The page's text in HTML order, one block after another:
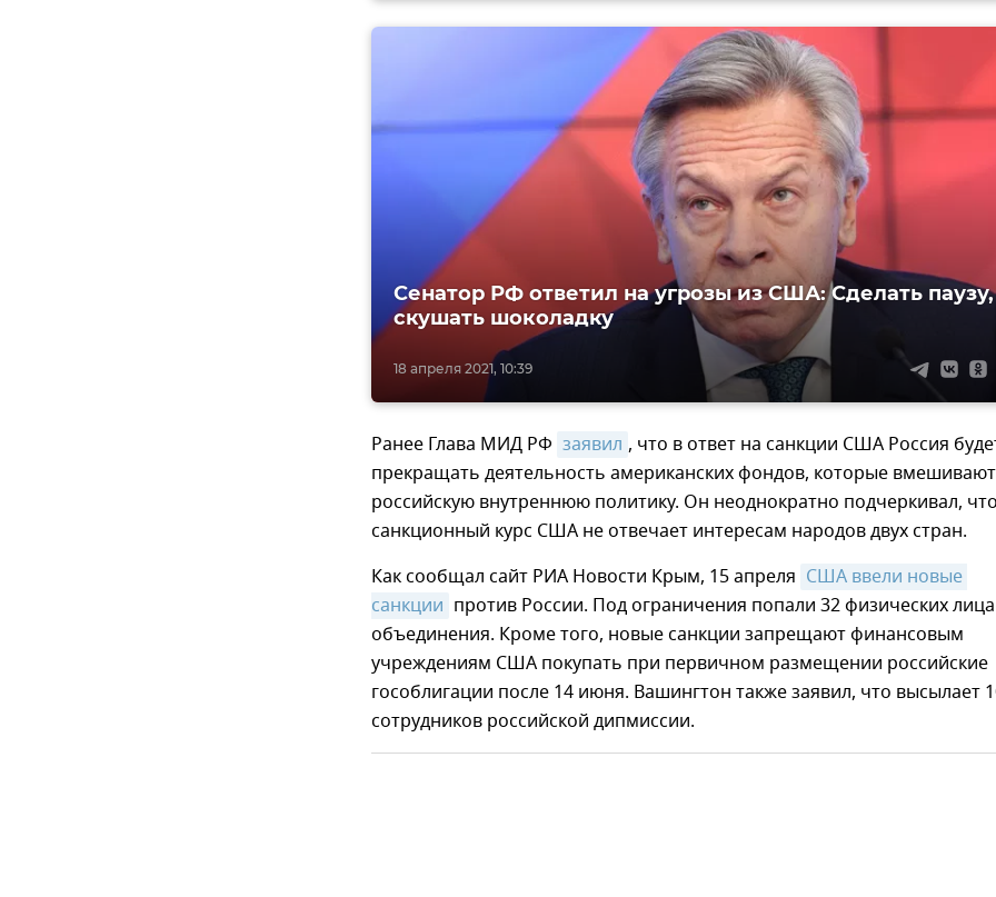
18 апреля 2021, 10:39
Сенатор РФ ответил на угрозы из США: Сделать паузу,
скушать шоколадку
Ранее Глава МИД РФ заявил , что в ответ на санкции США Россия
прекращать деятельность американских фондов, которые
российскую внутреннюю политику. Он неоднократно подчеркивал,
санкционный курс США не отвечает интересам народов двух стран.
Как сообщал сайт РИА Новости Крым, 15 апреля США ввели новые
санкции против России. Под ограничения попали 32 физических
объединения. Кроме того, новые санкции запрещают финансовым
учреждениям США покупать при первичном размещении российские
гособлигации после 14 июня. Вашингтон также заявил, что высылает
сотрудников российской дипмиссии.